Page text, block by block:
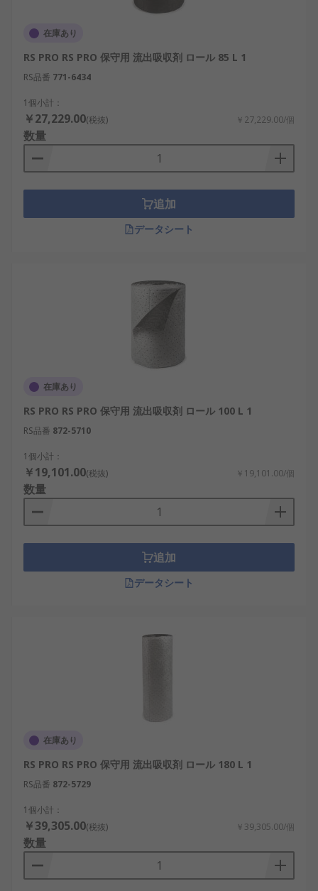
在庫あり
RS PRO RS PRO 保守用 流出吸収剤 ロール 85 L 1
RS品番 771-6434
1個小計：
￥27,229.00(税抜) ￥27,229.00/個
数量
追加
データシート
在庫あり
RS PRO RS PRO 保守用 流出吸収剤 ロール 100 L 1
RS品番 872-5710
1個小計：
￥19,101.00(税抜) ￥19,101.00/個
数量
追加
データシート
在庫あり
RS PRO RS PRO 保守用 流出吸収剤 ロール 180 L 1
RS品番 872-5729
1個小計：
￥39,305.00(税抜) ￥39,305.00/個
数量